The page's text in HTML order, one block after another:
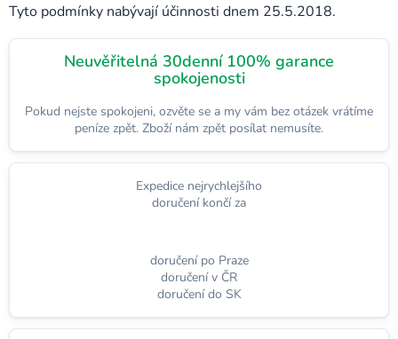
Tyto podmínky nabývají účinnosti dnem 25.5.2018.
Neuvěřitelná 30denní 100% garance
spokojenosti
Pokud nejste spokojeni, ozvěte se a my vám bez otázek vrátíme
peníze zpět. Zboží nám zpět posílat nemusíte.
Expedice nejrychlejšího
doručení končí za
doručení po Praze
doručení v ČR
doručení do SK